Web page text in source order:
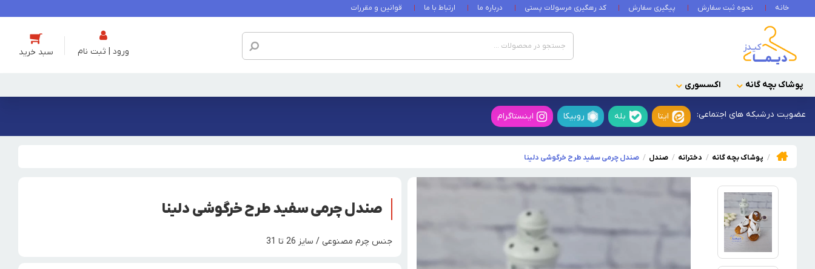
خانه نحوه ثبت سفارش پیگیری سفارش کد رهگیری مرسولات پستی درباره ما ارتباط با ما قوانین و مقررات
ورود | ثبت نام
پوشاک بچه گانه اکسسوری
عضویت درشبکه های اجتماعی: ایتا بله روبیکا اینستاگرام
پوشاک بچه گانه دخترانه صندل صندل چرمی سفید طرح خرگوشی دلینا
صندل چرمی سفید طرح خرگوشی دلینا
جنس چرم مصنوعی / سایز 26 تا 31